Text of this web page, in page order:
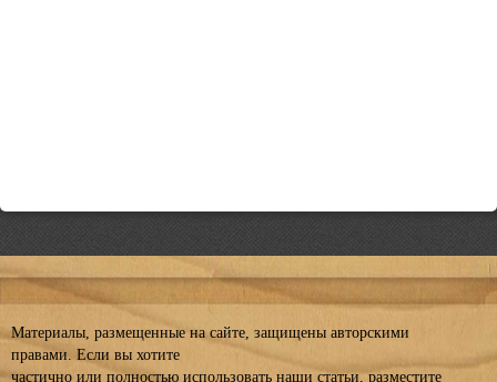
Материалы, размещенные на сайте, защищены авторскими
правами. Если вы хотите
частично или полностью использовать наши статьи, разместите